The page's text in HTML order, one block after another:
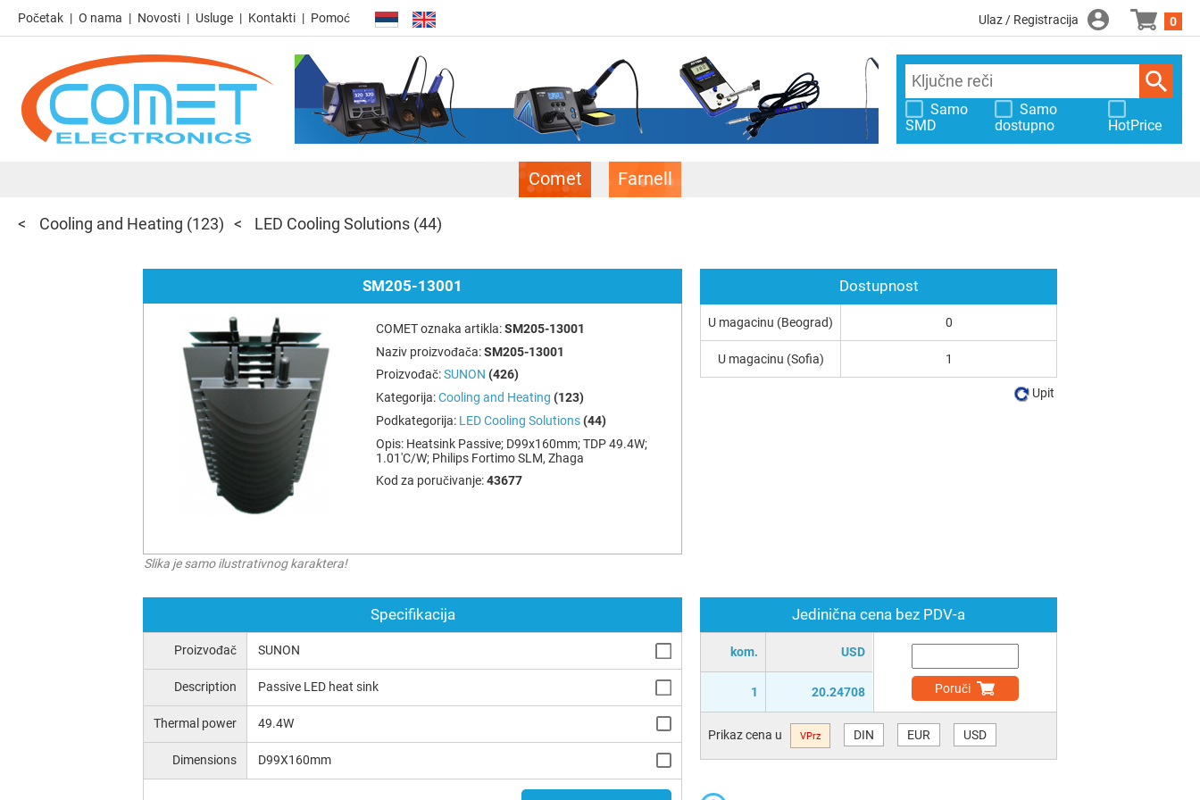
Početak O nama Novosti Usluge Kontakti Pomoć Ulaz / Registracija 0
Samo
SMD
Samo
dostupno
HotPrice
Comet Farnell
Cooling and Heating (123) LED Cooling Solutions (44)
SM205-13001
COMET oznaka artikla:SM205-13001
Naziv proizvođača:SM205-13001
Proizvođač:SUNON (426)
Kategorija:Cooling and Heating (123)
Podkategorija: LED Cooling Solutions (44)
Opis: Heatsink Passive; D99x160mm; TDP 49.4W;
1.01'C/W; Philips Fortimo SLM, Zhaga
Kod za poručivanje:43677
Slika je samo ilustrativnog karaktera!
Specifikacija
Proizvođač SUNON
Description Passive LED heat sink
Thermal power 49.4W
Dimensions D99X160mm
Jedinična cena bez PDV-a
kom. USD
1 20.24708 Poruči
Prikaz cena u VPrz DIN EUR USD
Dostupnost
U magacinu (Beograd) 0
U magacinu (Sofia) 1
Upit